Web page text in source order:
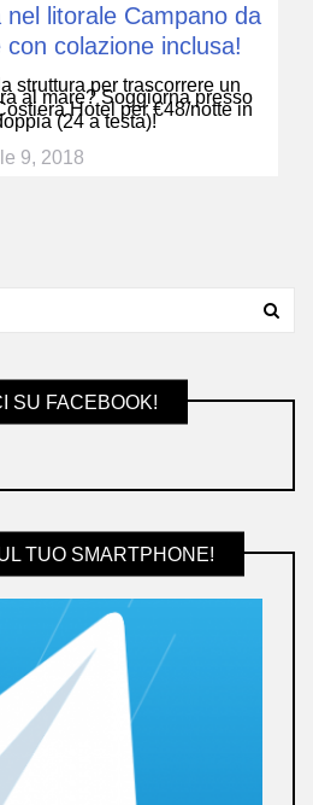
litorale Campano da
colazione inclusa!
struttura per trascorrere un
al mare? Soggiorna presso
Hotel per €48/notte in
(24 a testa)!
9, 2018
SU FACEBOOK!
TUO SMARTPHONE!